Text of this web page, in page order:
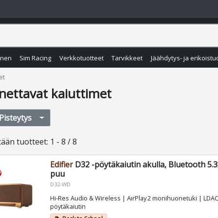
Sim Racing Verkkotuotteet Tarvikkeet Jäähdytys- ja
kaiuttimet
tuotteet: 1 - 8 / 8
EdifierD32 -pöytäkaiutin akulla, Bluetooth
puu
D32-WD
Hi‑Res Audio & Wireless | AirPlay 2 monihuonetuki |
pöytäkaiutin